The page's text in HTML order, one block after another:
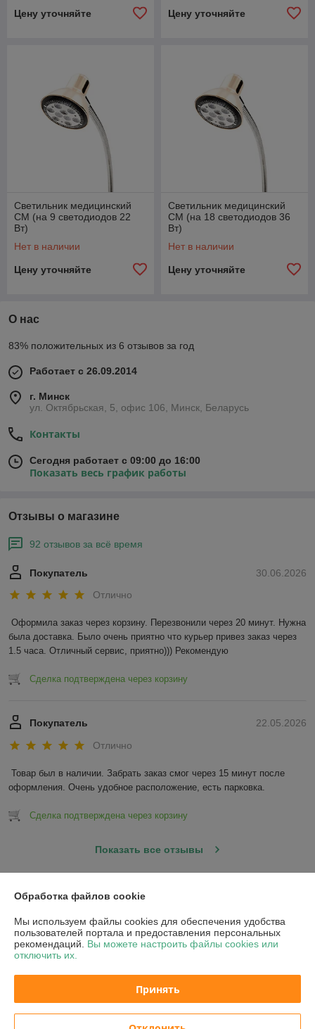
Цену уточняйте Цену уточняйте
Светильник медицинский
СМ (на 9 светодиодов 22
Вт)
Нет в наличии
Цену уточняйте
Светильник медицинский
СМ (на 18 светодиодов 36
Вт)
Нет в наличии
Цену уточняйте
О нас
83% положительных из 6 отзывов за год
Работает с 26.09.2014
г. Минск
ул. Октябрьская, 5, офис 106, Минск, Беларусь
Контакты
Сегодня работает с 09:00 до 16:00
Показать весь график работы
Отзывы о магазине
92 отзывов за всё время
30.06.2026
Покупатель
Отлично
Оформила заказ через корзину. Перезвонили через 20 минут. Нужна
была доставка. Было очень приятно что курьер привез заказ через
1.5 часа. Отличный сервис, приятно))) Рекомендую
Сделка подтверждена через корзину
22.05.2026
Покупатель
Отлично
Товар был в наличии. Забрать заказ смог через 15 минут после
оформления. Очень удобное расположение, есть парковка.
Сделка подтверждена через корзину
Показать все отзывы
О нас
Контакты
Обработка файлов cookie
Мы используем файлы cookies для обеспечения удобства
пользователей портала и предоставления персональных
рекомендаций. Вы можете настроить файлы cookies или
отключить их.
Принять